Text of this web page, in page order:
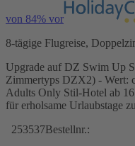
von 84% vor
8-tägige Flugreise,
Upgrade auf DZ Swim Up
Zimmertyps DZX2) - Wert:
Adults Only Stil-Hotel ab
für erholsame Urlaubstage
253537Bestellnr.: